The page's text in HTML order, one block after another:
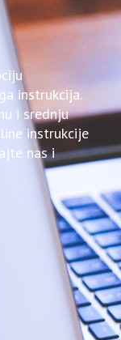
instrukcija.
i srednju
instrukcije
nas i